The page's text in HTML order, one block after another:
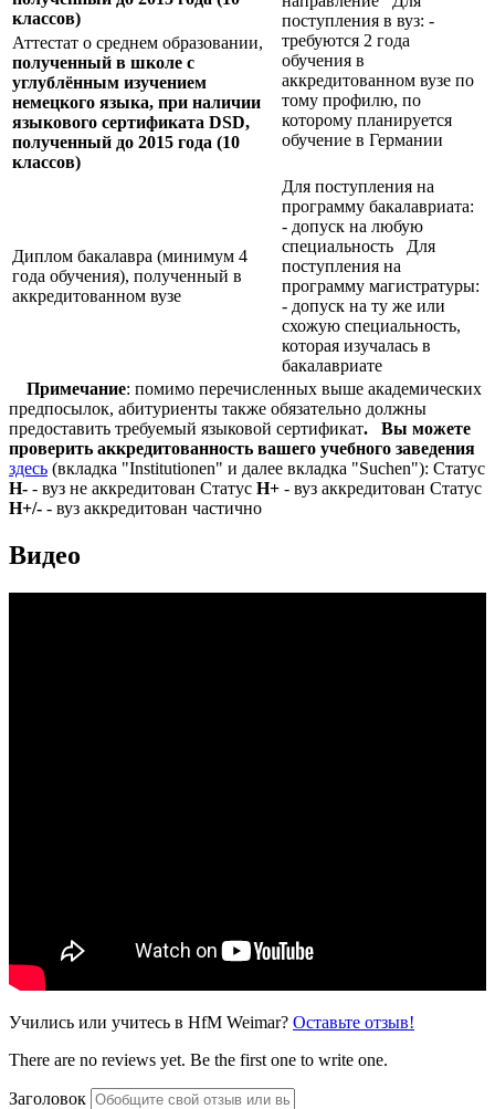
классов)
поступления в вуз: -
требуются 2 года
обучения в
аккредитованном вузе по
тому профилю, по
которому планируется
обучение в Германии
Аттестат о среднем образовании,
полученный в школе с
углублённым изучением
немецкого языка, при наличии
языкового сертификата DSD,
полученный до 2015 года (10
классов)
Диплом бакалавра (минимум 4
года обучения), полученный в
аккредитованном вузе
Для поступления на
программу бакалавриата:
- допуск на любую
специальность Для
поступления на
программу магистратуры:
- допуск на ту же или
схожую специальность,
которая изучалась в
бакалавриате
Примечание: помимо перечисленных выше академических
предпосылок, абитуриенты также обязательно должны
предоставить требуемый языковой сертификат.
Вы можете
проверить аккредитованность вашего учебного заведения
здесь (вкладка "Institutionen" и далее вкладка "Suchen"): Статус
Н- - вуз не аккредитован Статус Н+ - вуз аккредитован Статус
Н+/- - вуз аккредитован частично
Видео
Учились или учитесь в HfM Weimar? Оставьте отзыв!
There are no reviews yet. Be the first one to write one.
Заголовок